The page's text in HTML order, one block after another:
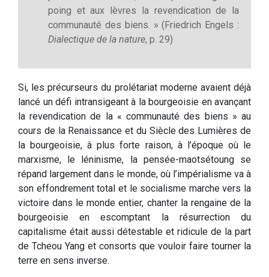
poing et aux lèvres la revendication de la
communauté des biens. » (Friedrich Engels :
Dialectique de la nature, p. 29)
Si, les précurseurs du prolétariat moderne avaient déjà
lancé un défi intransigeant à la bourgeoisie en avançant
la revendication de la « communauté des biens » au
cours de la Renaissance et du Siècle des Lumières de
la bourgeoisie, à plus forte raison, à l’époque où le
marxisme, le léninisme, la pensée-maotsétoung se
répand largement dans le monde, où l’impérialisme va à
son effondrement total et le socialisme marche vers la
victoire dans le monde entier, chanter la rengaine de la
bourgeoisie en escomptant la résurrection du
capitalisme était aussi détestable et ridicule de la part
de Tcheou Yang et consorts que vouloir faire tourner la
terre en sens inverse.